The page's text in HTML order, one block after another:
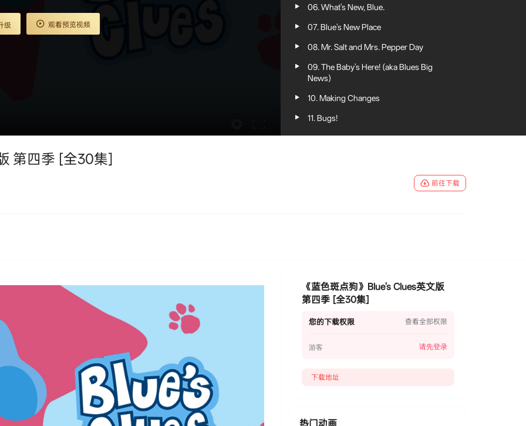
级 观看预览视频
06. What's New, Blue.
07. Blue's New Place
08. Mr. Salt and Mrs. Pepper Day
09. The Baby's Here! (aka Blues Big
News)
10. Making Changes
11. Bugs!
12. Un Día Con Plum!
20. Blue's Book Nook
21. Joe and Tell
24. Can You Help.
26. I'm So Happy
第四季 [全30集]
前往下载
《蓝色斑点狗》Blue's Clues英文版
第四季 [全30集]
您的下载权限 查看全部权限
游客 请先登录
下载地址
热门动画